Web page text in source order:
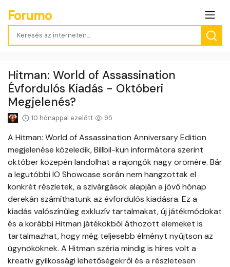
Forumo
Hitman: World of Assassination
Évfordulós Kiadás - Októberi
Megjelenés?
10 hónappal ezelőtt 95
A Hitman: World of Assassination Anniversary Edition
megjelenése közeledik, Billbil-kun informátora szerint
október közepén landolhat a rajongók nagy örömére. Bár
a legutóbbi IO Showcase során nem hangzottak el
konkrét részletek, a szivárgások alapján a jövő hónap
derekán számíthatunk az évfordulós kiadásra. Ez a
kiadás valószínűleg exkluzív tartalmakat, új játékmódokat
és a korábbi Hitman játékokból áthozott elemeket is
tartalmazhat, hogy még teljesebb élményt nyújtson az
ügynököknek. A Hitman széria mindig is híres volt a
kreatív gyilkossági lehetőségekről és a részletesen